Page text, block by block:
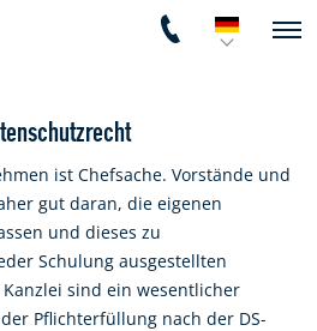
ist Chefsache. Vorstände und
gut daran, die eigenen
und dieses zu
Schulung ausgestellten
sind ein wesentlicher
Pflichterfüllung nach der DS-